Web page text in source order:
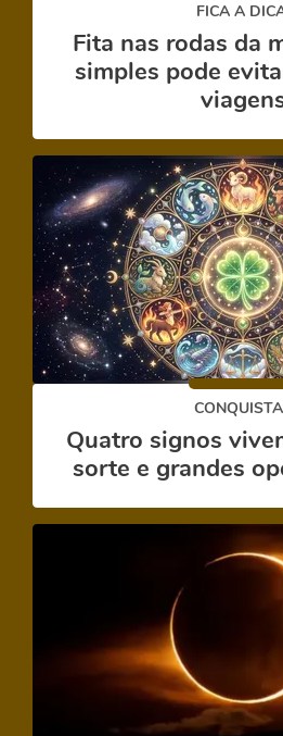
FICA A
Fita nas rodas da
simples pode
Quatro signos
sorte e grandes